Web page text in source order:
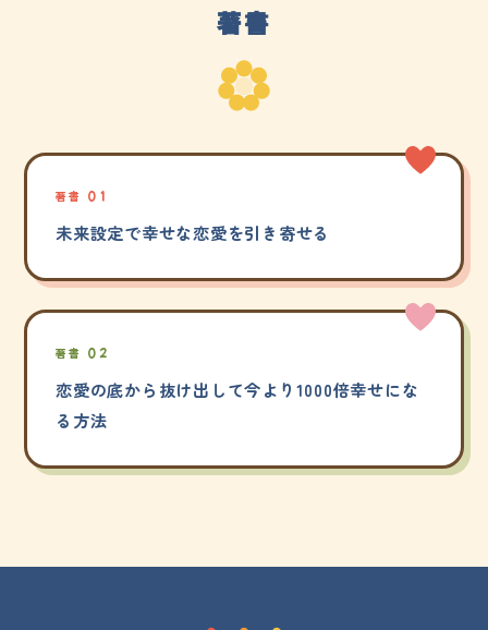
著書
著書 01
未来設定で幸せな恋愛を引き寄せる
著書 02
恋愛の底から抜け出して今より1000倍幸せにな
る方法